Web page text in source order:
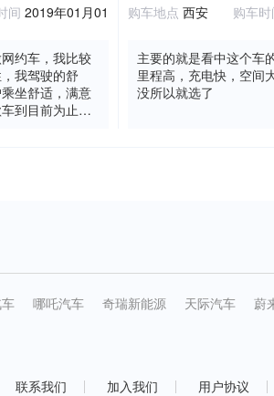
间 2019年01月01
约车，我比较
我驾驶的舒
坐舒适，满意
到目前为止综
购车地点 西安 购车时
主要的就是看中这个车
里程高，充电快，空间
没所以就选了
哪吒汽车 奇瑞新能源 天际汽车 蔚
联系我们 加入我们 用户协议